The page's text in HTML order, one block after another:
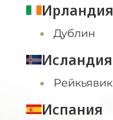
Ирландия
Дублин
Исландия
Рейкьявик
Испания